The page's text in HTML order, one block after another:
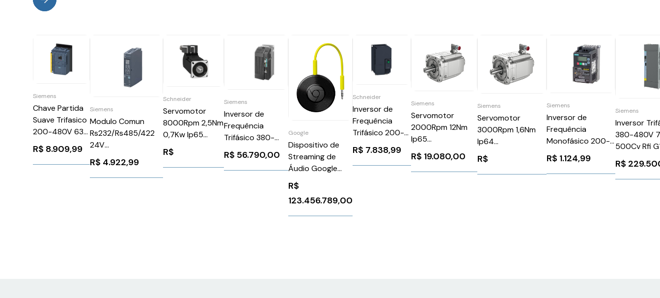
Siemens
Chave Partida
Suave Trifasico
200-480V 63A
24Vca/Vcc
3RW55251HF04
Siemens
R$ 8.909,99
Siemens
Modulo Comun
Rs232/Rs485/422
24V
6ES71376AA010BA0
Siemens 1282580
R$ 4.922,99
Schneider
Servomotor
8000Rpm 2,5Nm
0,7Kw Ip65
Schneider
BMH0702P31F2A
R$
Siemens
Inversor de
Frequência
Trifásico 380-
480V 201A
150CV Rfi G120C
6SL32101KE321AF1
R$ 56.790,00
Google
Dispositivo de
Streaming de
Áudio Google
Chromecast
Audio
R$
123.456.789,00
Schneider
Inversor de
Frequência
Trifásico 200-
240v 66a 20CV
Schneider
ATV320D15M3C
R$ 7.838,99
Siemens
Servomotor
2000Rpm 12Nm
Ip65
1FK70812AC711QA1
Siemens 91529
R$ 19.080,00
Siemens
Servomotor
3000Rpm 1,6Nm
Ip64
1FK70342AF211CB0
Siemens 90877
R$
Siemens
Inversor de
Frequência
Monofásico 200-
240v 4,2a 0,75kw
Sinamics V20
Siemens
R$ 1.124,99
Siemens
Inversor
380-480V
500Cv Rfi
Siemens
R$